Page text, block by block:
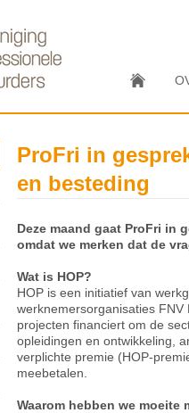
ProFri in
en besteding
Deze maand gaat ProFri in
omdat we merken dat de
Wat is HOP?
HOP is een initiatief van
werknemersorganisaties
projecten financiert om de
opleidingen en ontwikkeling,
verplichte premie (HOP-
meebetalen.
Waarom hebben we moeite